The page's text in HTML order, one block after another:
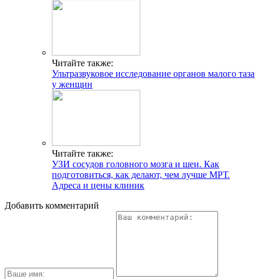
Читайте также:
Ультразвуковое исследование органов малого таза
у женщин
Читайте также:
УЗИ сосудов головного мозга и шеи. Как
подготовиться, как делают, чем лучше МРТ.
Адреса и цены клиник
Добавить комментарий